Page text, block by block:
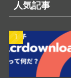
人気記事